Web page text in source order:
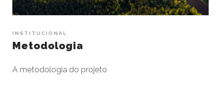
INSTITUCIONAL
Metodologia
A metodologia do projeto